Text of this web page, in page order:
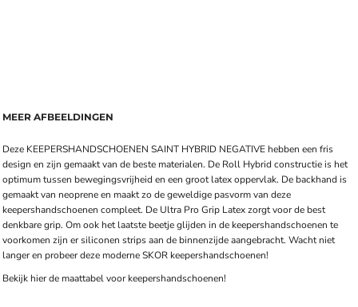
MEER AFBEELDINGEN
Deze KEEPERSHANDSCHOENEN SAINT HYBRID NEGATIVE hebben een fris
design en zijn gemaakt van de beste materialen. De Roll Hybrid constructie is het
optimum tussen bewegingsvrijheid en een groot latex oppervlak. De backhand is
gemaakt van neoprene en maakt zo de geweldige pasvorm van deze
keepershandschoenen compleet. De Ultra Pro Grip Latex zorgt voor de best
denkbare grip. Om ook het laatste beetje glijden in de keepershandschoenen te
voorkomen zijn er siliconen strips aan de binnenzijde aangebracht. Wacht niet
langer en probeer deze moderne SKOR keepershandschoenen!
Bekijk hier de maattabelvoor keepershandschoenen!